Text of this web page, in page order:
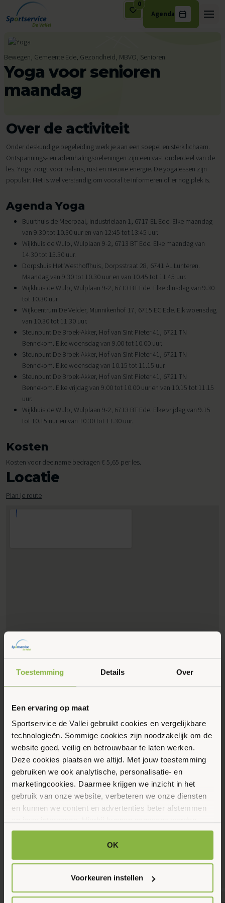
Toestemming Details Over
Een ervaring op maat
Sportservice de Vallei gebruikt cookies en vergelijkbare
technologieën. Sommige cookies zijn noodzakelijk om de
website goed, veilig en betrouwbaar te laten werken.
Deze cookies plaatsen we altijd. Met jouw toestemming
gebruiken we ook analytische, personalisatie- en
marketingcookies. Daarmee krijgen we inzicht in het
gebruik van onze website, verbeteren we onze diensten
en kunnen we content en advertenties beter afstemmen
gedeeld met externe partners.
staan. Via ‘Voorkeuren instellen’ kun je per categorie
kiezen welke cookies je accepteert. Je kunt je keuze op
OK
Voorkeuren instellen
Ga naar de inhoud
0
Agenda
Bewegen, Gemeente Ede, Gezondheid, MBVO, Senioren
Yoga voor senioren
maandag
Over de activiteit
Onder deskundige begeleiding werk je aan een soepel en sterk lichaam.
Ontspannings- en ademhalingsoefeningen zijn een vast onderdeel van de
les. Yoga zorgt voor balans, rust en nieuwe energie. De yogalessen zijn
populair. Het is wel verstandig om vooraf te informeren of er nog plek is.
Agenda Yoga
Buurthuis de Meerpaal, Industrielaan 1, 6717 EL Ede. Elke maandag
van 9.30 tot 10.30 uur en van 12:45 tot 13:45 uur.
Wijkhuis de Wulp, Wulplaan 9-2, 6713 BT Ede. Elke maandag van
14.30 tot 15.30 uur.
Dorpshuis Het Westhoffhuis, Dorpsstraat 28, 6741 AL Lunteren.
Maandag van 9.30 tot 10.30 uur en van 10.45 tot 11.45 uur.
Wijkhuis de Wulp, Wulplaan 9-2, 6713 BT Ede. Elke dinsdag van 9.30
tot 10.30 uur.
Wijkcentrum De Velder, Munnikenhof 17, 6715 EC Ede. Elk woensdag
van 10.30 tot 11.30 uur.
Steunpunt De Broek-Akker, Hof van Sint Pieter 41, 6721 TN
Bennekom. Elke woensdag van 9.00 tot 10.00 uur.
Steunpunt De Broek-Akker, Hof van Sint Pieter 41, 6721 TN
Bennekom. Elke woensdag van 10.15 tot 11.15 uur.
Steunpunt De Broek-Akker, Hof van Sint Pieter 41, 6721 TN
Bennekom. Elke vrijdag van 9.00 tot 10.00 uur en van 10.15 tot 11.15
uur.
Wijkhuis de Wulp, Wulplaan 9-2, 6713 BT Ede. Elke vrijdag van 9.15
tot 10.15 uur en van 10.30 tot 11.30 uur.
Kosten
Kosten voor deelname bedragen € 5,65 per les.
Locatie
Plan je route
Eerstvolgende data Toon alle data
17
Augustus 2026
09:30 - 10:30
Industrielaan 1, Ede
Maak favoriet
Gerelateerde activiteiten
7 8